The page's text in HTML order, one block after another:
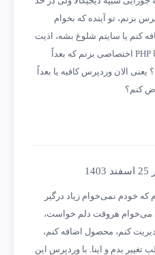
بزنم، تو آینده که بخوام
کنم یا سایتم شلوغ بشه، اذیت
نمی‌شم؟ یا از الان با PHP اختصاصی بزنم که بعداً
الان وردپرس کافیه یا بعداً
کنم؟
خودم نمی‌خوام زیاد درگیر
می‌خوام هروقت دلم خواست،
کنم، محصول اضافه کنم،
بدم و اینا. با وردپرس این